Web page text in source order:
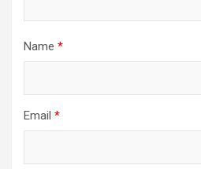
Name *
Email *